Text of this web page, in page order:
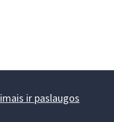
ir paslaugos